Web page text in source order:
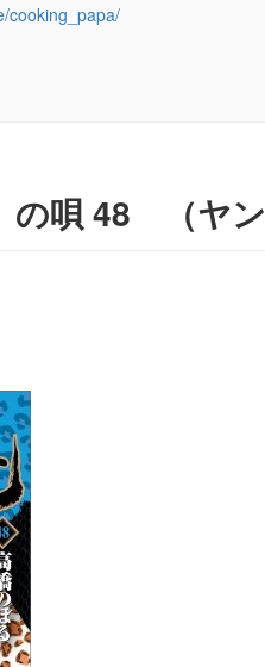
cooking_papa/
の唄 48 （ヤ